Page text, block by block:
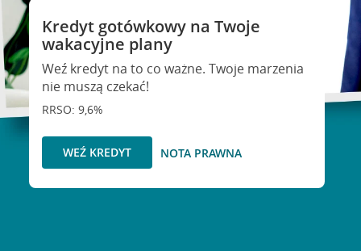
Kredyt gotówkowy na Twoje
wakacyjne plany
Weź kredyt na to co ważne. Twoje marzenia
nie muszą czekać!
RRSO: 9,6%
WEŹ KREDYT NOTA PRAWNA